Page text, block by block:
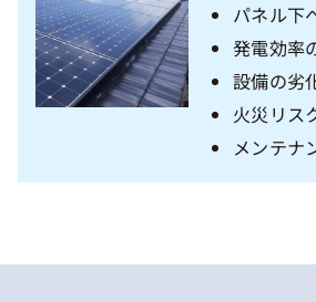
パネル下
発電効率
設備の劣
火災リス
メンテナ